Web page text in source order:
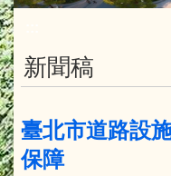
新聞稿
臺北市道路設
保障